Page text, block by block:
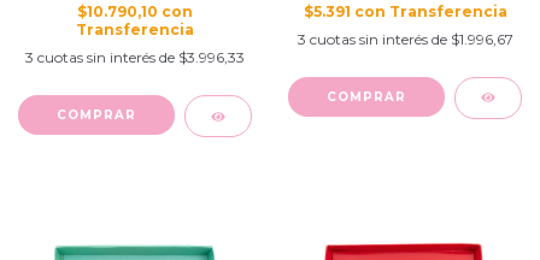
$10.790,10 con
3 cuotas sin interés de $3.996,33
$5.391 con
3 cuotas sin interés de $1.996,67